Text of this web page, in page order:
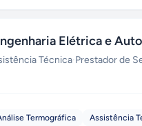
Elétrica e
Técnica·Prestador de
Termográfica Assistência